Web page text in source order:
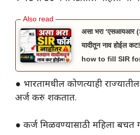
असा भरा ‘एसआयआर
यादीतून नाव होईल
how to fill SIR
● भारतामधील कोणत्याही
अर्ज करु शकतात.
● कर्ज मिळवण्यासाठी महिला बचत